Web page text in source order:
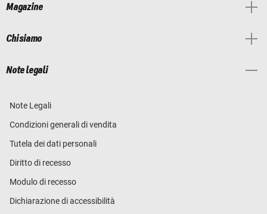
Magazine
Chi siamo
Note legali
Note Legali
Condizioni generali di vendita
Tutela dei dati personali
Diritto di recesso
Modulo di recesso
Dichiarazione di accessibilità